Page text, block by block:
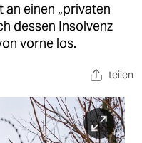
einen „privaten
dessen Insolvenz
vorne los.
teilen